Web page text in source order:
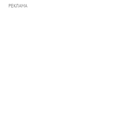
РЕКЛАМА